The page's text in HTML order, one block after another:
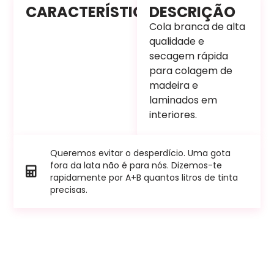
CARACTERÍSTICASDESCRIÇÃO
Cola branca de alta
qualidade e
secagem rápida
para colagem de
madeira e
laminados em
interiores.
Queremos evitar o desperdício. Uma gota
fora da lata não é para nós. Dizemos-te
rapidamente por A+B quantos litros de tinta
precisas.